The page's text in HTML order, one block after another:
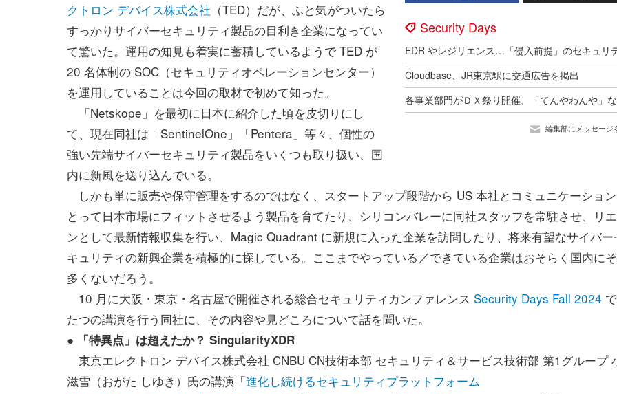
Security Days
Cloudbase、JR東京駅に交通広告を掲出
編集部にメッセージ
クトロン デバイス株式会社 （TED）だが、ふと気がついたら
すっかりサイバーセキュリティ製品の目利き企業になってい
て驚いた。運用の知見も着実に蓄積しているようで TED が
20 名体制の SOC（セキュリティオペレーションセンター）
を運用していることは今回の取材で初めて知った。
「Netskope」を最初に日本に紹介した頃を皮切りにし
て、現在同社は「SentinelOne」「Pentera」等々、個性の
強い先端サイバーセキュリティ製品をいくつも取り扱い、国
内に新風を送り込んでいる。
しかも単に販売や保守管理をするのではなく、スタートアップ段階から US 本社とコミュニケーショ
とって日本市場にフィットさせるよう製品を育てたり、シリコンバレーに同社スタッフを常駐させ、リ
ンとして最新情報収集を行い、Magic Quadrant に新規に入った企業を訪問したり、将来有望なサイバー
キュリティの新興企業を積極的に探している。ここまでやっている／できている企業はおそらく国内に
多くないだろう。
10 月に大阪・東京・名古屋で開催される総合セキュリティカンファレンス Security Days Fall 2024
たつの講演を行う同社に、その内容や見どころについて話を聞いた。
● 「特異点」は超えたか？ SingularityXDR
東京エレクトロン デバイス株式会社 CNBU CN技術本部 セキュリティ＆サービス技術部 第1グループ
滋雪（おがた しゆき）氏の講演「進化し続けるセキュリティプラットフォーム